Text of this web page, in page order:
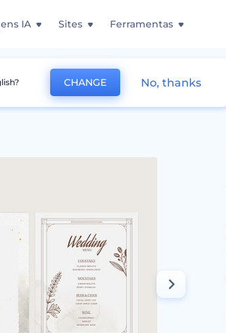
IA Sites Ferramentas
de Casamento
CHANGE No, thanks